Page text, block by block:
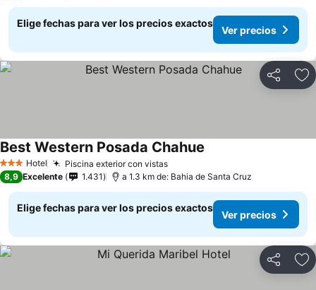
Elige fechas para ver los precios exactos
Ver precios
Compartir
3 Estrellas
Hotel Piscina exterior con vistasVer precios
Best Western Posada Chahue
8,9 Excelente 1.431 a 1.3 km de: Bahia de Santa Cruz
Elige fechas para ver los precios exactos
Ver precios
Compartir